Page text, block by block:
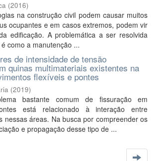
(2016)
na construção civil podem causar muitos
ocupantes e em casos extremos, podem vir
edificação. A problemática a ser resolvida
como a manutenção ...
de intensidade de tensão
quinas multimateriais existentes na
flexíveis e pontes
(2019)
bastante comum de fissuração em
está relacionado à interação entre
nessas áreas. Na busca por compreender os
e propagação desse tipo de ...